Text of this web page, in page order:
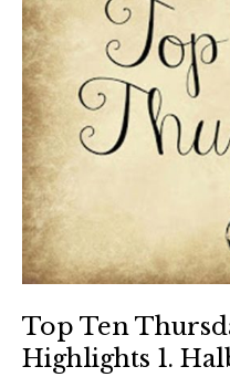
Top Ten
Highlights 1.